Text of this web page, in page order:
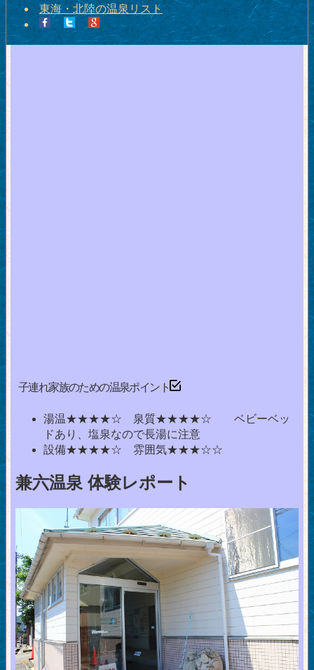
東海・北陸の温泉リスト
子連れ家族のための温泉ポイント
湯温★★★★☆ 泉質★★★★☆ ベビーベッ
ドあり、塩泉なので長湯に注意
設備★★★★☆ 雰囲気★★★☆☆
兼六温泉 体験レポート